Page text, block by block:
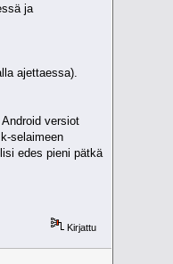
ja
ajettaessa).
versiot
selaimeen
edes pieni pätkä
Kirjattu